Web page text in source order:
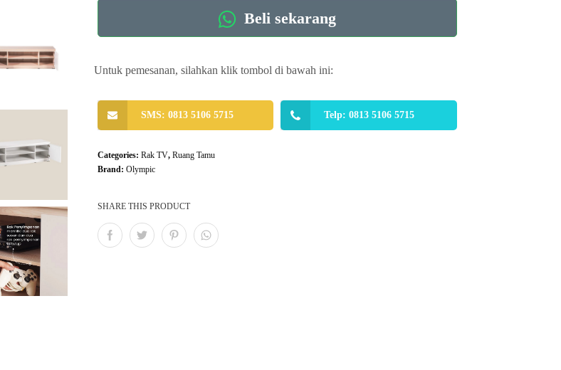
Beli sekarang
Untuk pemesanan, silahkan klik tombol di bawah ini:
SMS: 0813 5106 5715 Telp: 0813 5106 5715
Categories:Rak TV,Ruang Tamu
Brand:Olympic
SHARE THIS PRODUCT